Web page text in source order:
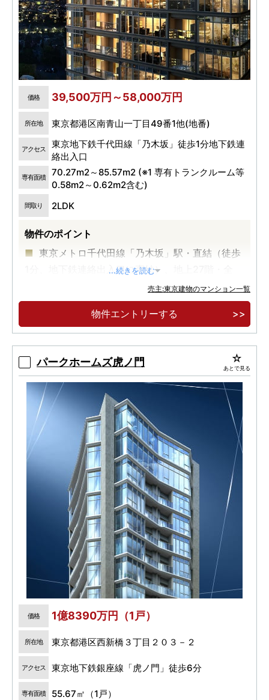
価格 39,500万円～58,000万円
所在地 東京都港区南青山一丁目49番1他(地番)
アクセス
東京地下鉄千代田線「乃木坂」徒歩1分地下鉄連
絡出入口
専有面積
70.27m2～85.57m2 (※1 専有トランクルーム等
0.58m2～0.62m2含む)
間取り 2LDK
物件のポイント
東京メトロ千代田線「乃木坂」駅・直結（徒歩
1分、地下鉄連絡出入口に直結）、地上27階・全
...続きを読む
売主:東京建物のマンション一覧
物件エントリーする
パークホームズ虎ノ門 あとで見る
価格 1億8390万円（1戸）
所在地 東京都港区西新橋３丁目２０３－２
アクセス 東京地下鉄銀座線「虎ノ門」徒歩6分
専有面積 55.67㎡（1戸）